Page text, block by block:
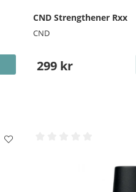
CND Strengthener Rxx
CND
299 kr